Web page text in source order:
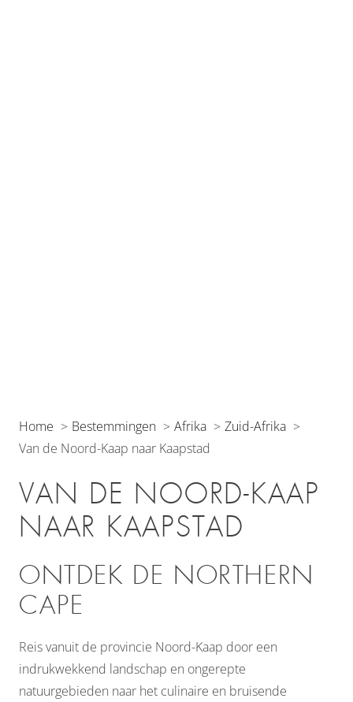
Home Bestemmingen Afrika
Zuid-Afrika
Van de Noord-Kaap naar Kaapstad
VAN DE NOORD-KAAP
NAAR KAAPSTAD
ONTDEK DE NORTHERN
CAPE
Reis vanuit de provincie Noord-Kaap door een
indrukwekkend landschap en ongerepte
natuurgebieden naar het culinaire en bruisende